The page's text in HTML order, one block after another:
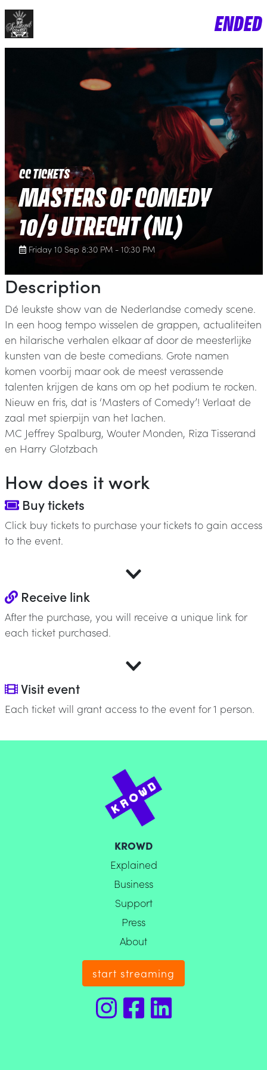
ENDED
CC TICKETS
MASTERS OF COMEDY
10/9 UTRECHT (NL)
Friday 10 Sep 8:30 PM - 10:30 PM
Description
Dé leukste show van de Nederlandse comedy scene.
In een hoog tempo wisselen de grappen, actualiteiten
en hilarische verhalen elkaar af door de meesterlijke
kunsten van de beste comedians. Grote namen
komen voorbij maar ook de meest verassende
talenten krijgen de kans om op het podium te rocken.
Nieuw en fris, dat is ‘Masters of Comedy’! Verlaat de
zaal met spierpijn van het lachen.
MC Jeffrey Spalburg, Wouter Monden, Riza Tisserand
en Harry Glotzbach
How does it work
Buy tickets
Click buy tickets to purchase your tickets to gain access
to the event.
Receive link
After the purchase, you will receive a unique link for
each ticket purchased.
Visit event
Each ticket will grant access to the event for 1 person.
KROWD
Explained
Business
Support
Press
About
start streaming